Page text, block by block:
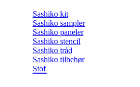
Sashiko kit
Sashiko sampler
Sashiko paneler
Sashiko stencil
Sashiko tråd
Sashiko tilbehør
Stof